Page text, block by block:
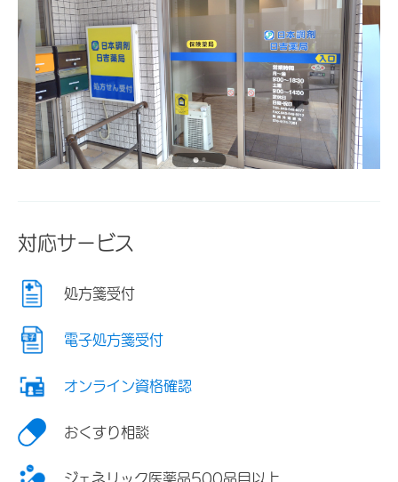
対応サービス
処方箋受付
電子処方箋受付
オンライン資格確認
おくすり相談
ジェネリック医薬品500品目以上